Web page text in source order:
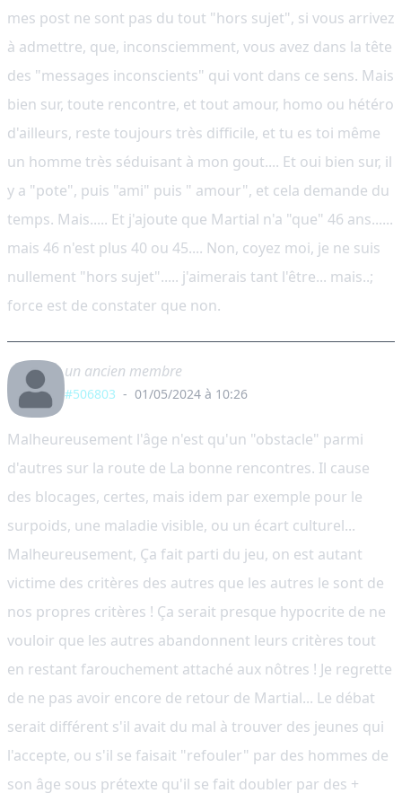
mes post ne sont pas du tout "hors sujet", si vous arrivez
à admettre, que, inconsciemment, vous avez dans la tête
des "messages inconscients" qui vont dans ce sens. Mais
bien sur, toute rencontre, et tout amour, homo ou hétéro
d'ailleurs, reste toujours très difficile, et tu es toi même
un homme très séduisant à mon gout.... Et oui bien sur, il
y a "pote", puis "ami" puis " amour", et cela demande du
temps. Mais..... Et j'ajoute que Martial n'a "que" 46 ans......
mais 46 n'est plus 40 ou 45.... Non, coyez moi, je ne suis
nullement "hors sujet"..... j'aimerais tant l'être... mais..;
force est de constater que non.
un ancien membre
#506803 - 01/05/2024 à 10:26
Malheureusement l'âge n'est qu'un "obstacle" parmi
d'autres sur la route de La bonne rencontres. Il cause
des blocages, certes, mais idem par exemple pour le
surpoids, une maladie visible, ou un écart culturel...
Malheureusement, Ça fait parti du jeu, on est autant
victime des critères des autres que les autres le sont de
nos propres critères ! Ça serait presque hypocrite de ne
vouloir que les autres abandonnent leurs critères tout
en restant farouchement attaché aux nôtres ! Je regrette
de ne pas avoir encore de retour de Martial... Le débat
serait différent s'il avait du mal à trouver des jeunes qui
l'accepte, ou s'il se faisait "refouler" par des hommes de
son âge sous prétexte qu'il se fait doubler par des +